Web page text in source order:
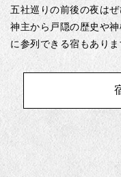
五社巡りの前後の夜は
神主から戸隠の歴史や
に参列できる宿もありま